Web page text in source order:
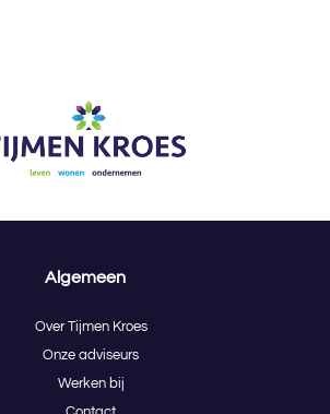
Algemeen
Over Tijmen Kroes
Onze adviseurs
Werken bij